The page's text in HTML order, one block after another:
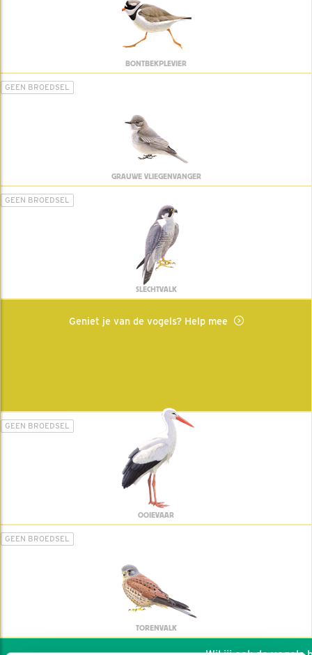
BONTBEKPLEVIER
GEEN BROEDSEL
GRAUWE VLIEGENVANGER
GEEN BROEDSEL
SLECHTVALK
Geniet je van de vogels? Help mee
GEEN BROEDSEL
OOIEVAAR
GEEN BROEDSEL
TORENVALK